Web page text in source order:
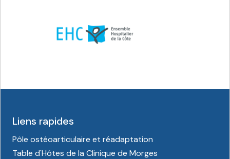
Liens rapides
Pôle ostéoarticulaire et réadaptation
Table d'Hôtes de la Clinique de Morges